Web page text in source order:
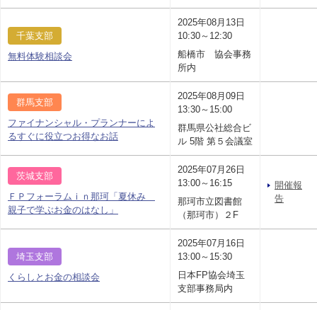
千葉支部
無料体験相談会
2025年08月13日
10:30～12:30
船橋市 協会事務
所内
群馬支部
ファイナンシャル・プランナーによ
るすぐに役立つお得なお話
2025年08月09日
13:30～15:00
群馬県公社総合ビ
ル 5階 第５会議室
茨城支部
ＦＰフォーラムｉｎ那珂「夏休み
親子で学ぶお金のはなし」
2025年07月26日
13:00～16:15
那珂市立図書館
（那珂市）２F
開催報
告
埼玉支部
くらしとお金の相談会
2025年07月16日
13:00～15:30
日本FP協会埼玉
支部事務局内